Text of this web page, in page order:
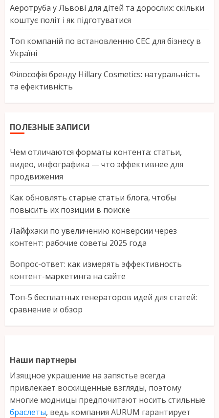
Аеротруба у Львові для дітей та дорослих: скільки
коштує політ і як підготуватися
Топ компаній по встановленню СЕС для бізнесу в
Україні
Філософія бренду Hillary Cosmetics: натуральність
та ефективність
ПОЛЕЗНЫЕ ЗАПИСИ
Чем отличаются форматы контента: статьи,
видео, инфографика — что эффективнее для
продвижения
Как обновлять старые статьи блога, чтобы
повысить их позиции в поиске
Лайфхаки по увеличению конверсии через
контент: рабочие советы 2025 года
Вопрос-ответ: как измерять эффективность
контент-маркетинга на сайте
Топ-5 бесплатных генераторов идей для статей:
сравнение и обзор
Наши партнеры
Изящное украшение на запястье всегда
привлекает восхищенные взгляды, поэтому
многие модницы предпочитают носить стильные
браслеты, ведь компания AURUM гарантирует